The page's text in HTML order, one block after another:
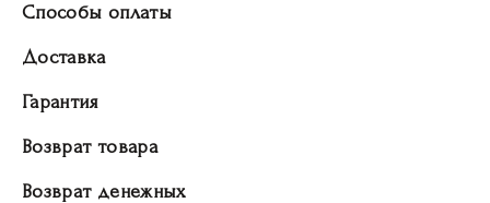
Способы оплаты
Доставка
Гарантия
Возврат товара
Возврат денежных